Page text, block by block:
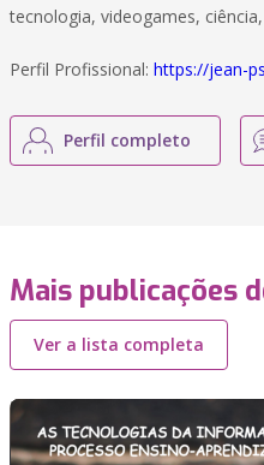
tecnologia, videogames,
Perfil Profissional: https://jean-
Perfil completo
Mais publicações
Ver a lista completa